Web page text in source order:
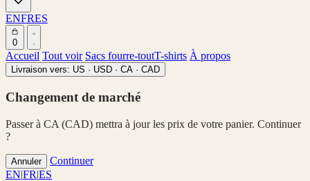
ENFRES
0
Accueil Tout voir Sacs fourre-toutT-shirts À propos
Livraison vers: US · USD · CA · CAD
Changement de marché
Passer à CA (CAD) mettra à jour les prix de votre panier. Continuer
?
Annuler
Continuer
EN|FR|ES